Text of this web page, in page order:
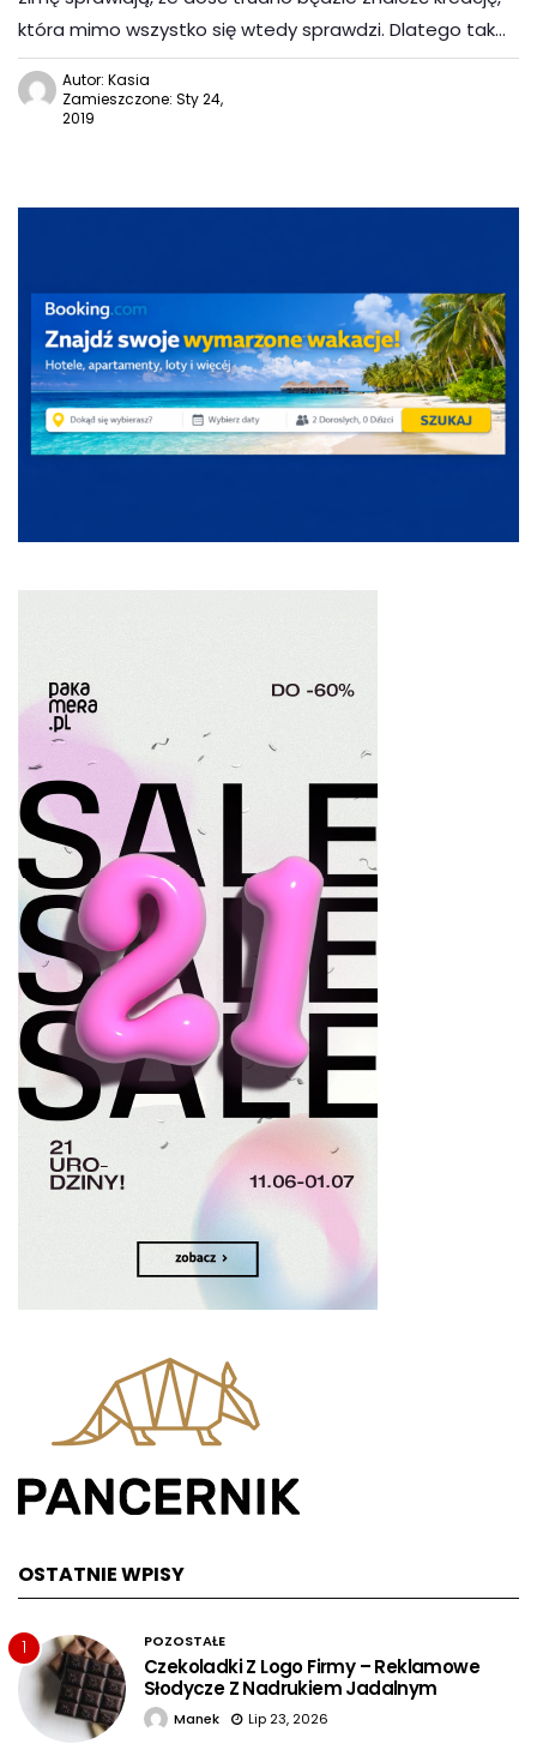
która mimo wszystko się wtedy sprawdzi. Dlatego tak…
Autor: Kasia
Zamieszczone: Sty 24,
2019
OSTATNIE WPISY
1 POZOSTAŁE
Czekoladki Z Logo Firmy – Reklamowe
Słodycze Z Nadrukiem Jadalnym
Manek Lip 23, 2026